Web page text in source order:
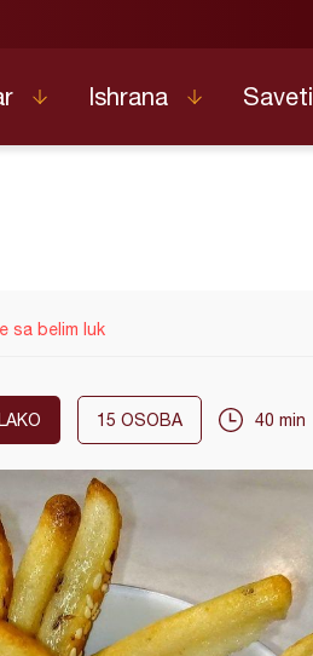
Ishrana Saveti
sa belim luk
LAKO 15 OSOBA 40 min